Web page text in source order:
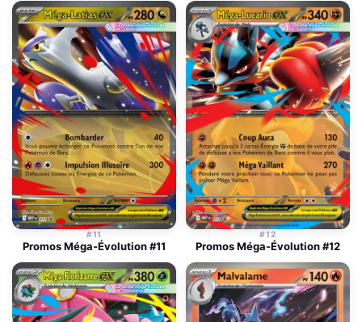
#11
Promos Méga-Évolution #11
#12
Promos Méga-Évolution #12